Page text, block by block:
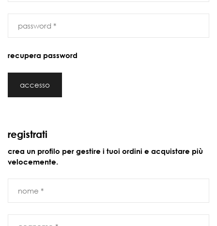
recupera password
accesso
registrati
crea un profilo per gestire i tuoi ordini e acquistare più
velocemente.